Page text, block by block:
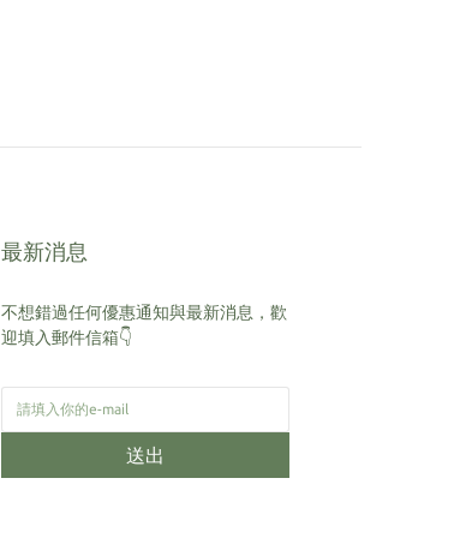
最新消息
不想錯過任何優惠通知與最新消息，歡
迎填入郵件信箱👇
送出